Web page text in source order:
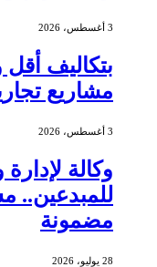
3 أغسطس، 2026
مشاريع
3 أغسطس، 2026
وكالة
للمبدعين..
مضمونة
28 يوليو، 2026